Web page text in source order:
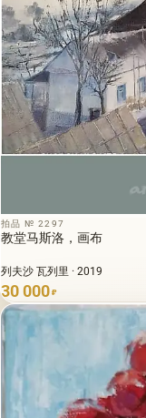
拍品 № 2297
教堂马斯洛，画布
列夫沙 瓦列里 · 2019
30 000 ₽